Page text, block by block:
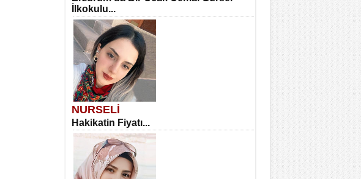
İlkokulu...
NURSELİ
Hakikatin Fiyatı...